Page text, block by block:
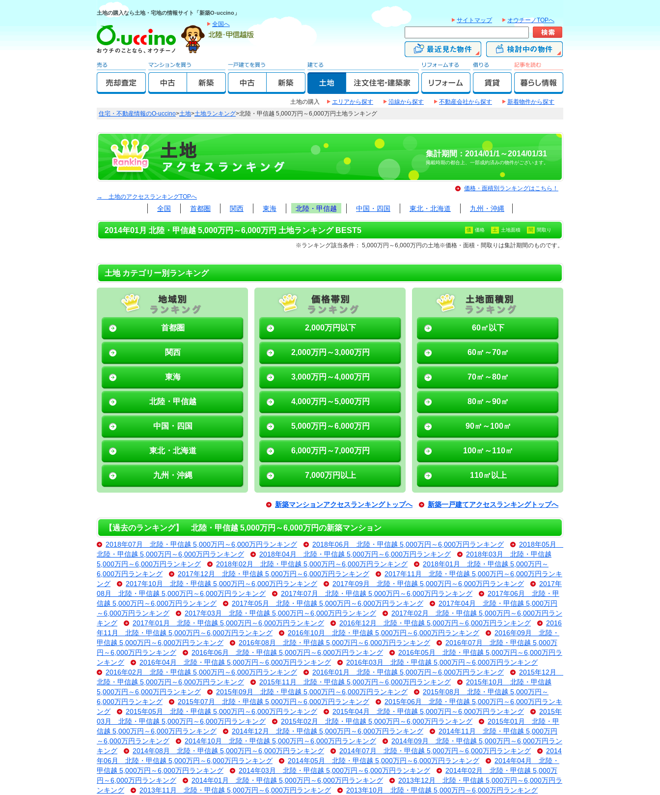
土地の購入なら土地・宅地の情報サイト「新築O-uccino」
全国へ
サイトマップ オウチーノTOPへ
土地の購入 エリアから探す 沿線から探す 不動産会社から探す
新着物件から探す
住宅・不動産情報のO-uccino>土地>土地ランキング>北陸・甲信越 5,000万円～6,000万円土地ランキング
集計期間：2014/01/1～2014/01/31
掲載時期の都合上、一部成約済みの物件がございます。
価格・面積別ランキングはこちら！
→ 土地のアクセスランキングTOPへ
全国 首都圏 関西 東海 北陸・甲信越 中国・四国 東北・北海道 九州・沖縄
2014年01月 北陸・甲信越 5,000万円～6,000万円 土地ランキング BEST5 価 価格 土 土地面積 間 間取り
※ランキング該当条件： 5,000万円～6,000万円の土地※価格・面積・間取りは集計期間のものです。
土地 カテゴリー別ランキング
首都圏
関西
東海
北陸・甲信越
中国・四国
東北・北海道
九州・沖縄
2,000万円以下
2,000万円～3,000万円
3,000万円～4,000万円
4,000万円～5,000万円
5,000万円～6,000万円
6,000万円～7,000万円
7,000万円以上
60㎡以下
60㎡～70㎡
70㎡～80㎡
80㎡～90㎡
90㎡～100㎡
100㎡～110㎡
110㎡以上
新築マンションアクセスランキングトップへ 新築一戸建てアクセスランキングトップへ
【過去のランキング】 北陸・甲信越 5,000万円～6,000万円の新築マンション
2018年07月 北陸・甲信越 5,000万円～6,000万円ランキング 2018年06月 北陸・甲信越 5,000万円～6,000万円ランキング
2018年05月
北陸・甲信越 5,000万円～6,000万円ランキング
2018年04月 北陸・甲信越 5,000万円～6,000万円ランキング
2018年03月 北陸・甲信越
5,000万円～6,000万円ランキング
2018年02月 北陸・甲信越 5,000万円～6,000万円ランキング
2018年01月 北陸・甲信越 5,000万円～
6,000万円ランキング
2017年12月 北陸・甲信越 5,000万円～6,000万円ランキング
2017年11月 北陸・甲信越 5,000万円～6,000万円ランキ
ング
2017年10月 北陸・甲信越 5,000万円～6,000万円ランキング 2017年09月 北陸・甲信越 5,000万円～6,000万円ランキング
2017年
08月 北陸・甲信越 5,000万円～6,000万円ランキング
2017年07月 北陸・甲信越 5,000万円～6,000万円ランキング
2017年06月 北陸・甲
信越 5,000万円～6,000万円ランキング
2017年05月 北陸・甲信越 5,000万円～6,000万円ランキング
2017年04月 北陸・甲信越 5,000万円
～6,000万円ランキング
2017年03月 北陸・甲信越 5,000万円～6,000万円ランキング
2017年02月 北陸・甲信越 5,000万円～6,000万円ラン
キング
2017年01月 北陸・甲信越 5,000万円～6,000万円ランキング 2016年12月 北陸・甲信越 5,000万円～6,000万円ランキング
2016
年11月 北陸・甲信越 5,000万円～6,000万円ランキング
2016年10月 北陸・甲信越 5,000万円～6,000万円ランキング
2016年09月 北陸・
甲信越 5,000万円～6,000万円ランキング
2016年08月 北陸・甲信越 5,000万円～6,000万円ランキング
2016年07月 北陸・甲信越 5,000万
円～6,000万円ランキング
2016年06月 北陸・甲信越 5,000万円～6,000万円ランキング
2016年05月 北陸・甲信越 5,000万円～6,000万円ラ
ンキング
2016年04月 北陸・甲信越 5,000万円～6,000万円ランキング
2016年03月 北陸・甲信越 5,000万円～6,000万円ランキング
2016年02月 北陸・甲信越 5,000万円～6,000万円ランキング
2016年01月 北陸・甲信越 5,000万円～6,000万円ランキング
2015年12月
北陸・甲信越 5,000万円～6,000万円ランキング
2015年11月 北陸・甲信越 5,000万円～6,000万円ランキング
2015年10月 北陸・甲信越
5,000万円～6,000万円ランキング
2015年09月 北陸・甲信越 5,000万円～6,000万円ランキング
2015年08月 北陸・甲信越 5,000万円～
6,000万円ランキング
2015年07月 北陸・甲信越 5,000万円～6,000万円ランキング
2015年06月 北陸・甲信越 5,000万円～6,000万円ランキ
ング
2015年05月 北陸・甲信越 5,000万円～6,000万円ランキング 2015年04月 北陸・甲信越 5,000万円～6,000万円ランキング
2015年
03月 北陸・甲信越 5,000万円～6,000万円ランキング
2015年02月 北陸・甲信越 5,000万円～6,000万円ランキング
2015年01月 北陸・甲
信越 5,000万円～6,000万円ランキング
2014年12月 北陸・甲信越 5,000万円～6,000万円ランキング
2014年11月 北陸・甲信越 5,000万円
～6,000万円ランキング
2014年10月 北陸・甲信越 5,000万円～6,000万円ランキング
2014年09月 北陸・甲信越 5,000万円～6,000万円ラン
キング
2014年08月 北陸・甲信越 5,000万円～6,000万円ランキング 2014年07月 北陸・甲信越 5,000万円～6,000万円ランキング
2014
年06月 北陸・甲信越 5,000万円～6,000万円ランキング
2014年05月 北陸・甲信越 5,000万円～6,000万円ランキング
2014年04月 北陸・
甲信越 5,000万円～6,000万円ランキング
2014年03月 北陸・甲信越 5,000万円～6,000万円ランキング
2014年02月 北陸・甲信越 5,000万
円～6,000万円ランキング
2014年01月 北陸・甲信越 5,000万円～6,000万円ランキング
2013年12月 北陸・甲信越 5,000万円～6,000万円ラ
ンキング
2013年11月 北陸・甲信越 5,000万円～6,000万円ランキング
2013年10月 北陸・甲信越 5,000万円～6,000万円ランキング